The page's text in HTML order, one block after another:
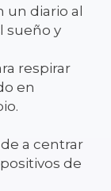
un diario al
sueño y
respirar
en
a centrar
de